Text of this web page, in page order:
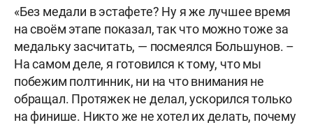
«Без медали в эстафете? Ну я же лучшее время
на своём этапе показал, так что можно тоже за
медальку засчитать, — посмеялся Большунов. –
На самом деле, я готовился к тому, что мы
побежим полтинник, ни на что внимания не
обращал. Протяжек не делал, ускорился только
на финише. Никто же не хотел их делать, почему